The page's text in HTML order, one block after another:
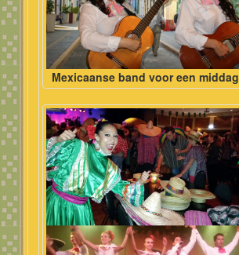
Mexicaanse band voor een